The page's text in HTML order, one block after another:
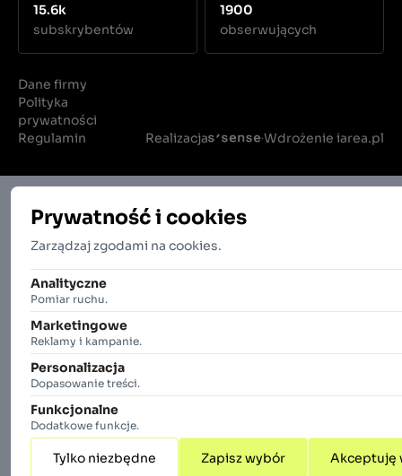
15.6k
subskrybentów
1900
obserwujących
Dane firmy
Polityka
prywatności
Regulamin
Realizacja ·Wdrożenie iarea.pl
Prywatność i cookies
Zarządzaj zgodami na cookies.
Analityczne
Pomiar ruchu.
Marketingowe
Reklamy i kampanie.
Personalizacja
Dopasowanie treści.
Funkcjonalne
Dodatkowe funkcje.
Tylko niezbędne Zapisz wybór Akceptuję